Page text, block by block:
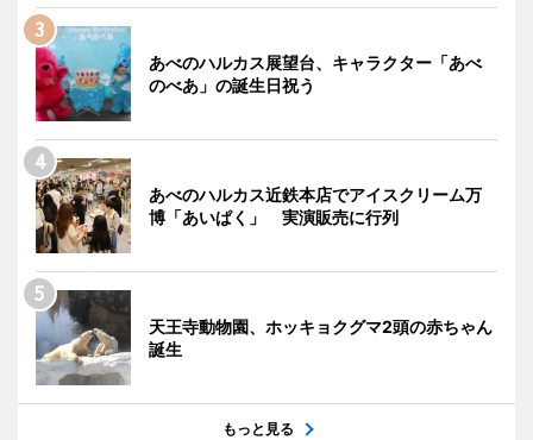
あべのハルカス展望台、キャラクター「あべ
のべあ」の誕生日祝う
あべのハルカス近鉄本店でアイスクリーム万
博「あいぱく」 実演販売に行列
天王寺動物園、ホッキョクグマ2頭の赤ちゃん
誕生
もっと見る